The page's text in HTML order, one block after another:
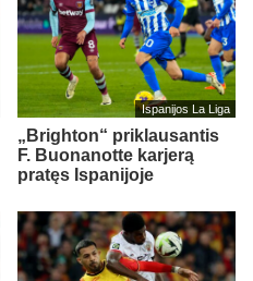
Ispanijos La Liga
„Brighton“ priklausantis
F. Buonanotte karjerą
pratęs Ispanijoje